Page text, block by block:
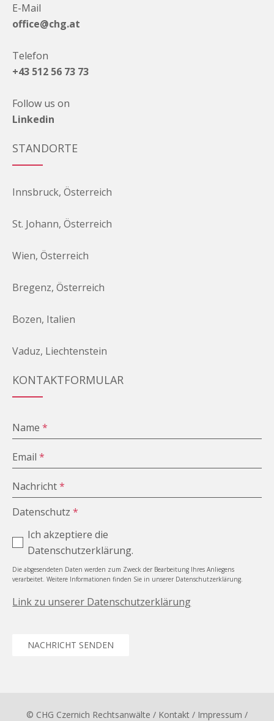
E-Mail
office@chg.at
Telefon
+43 512 56 73 73
Follow us on
Linkedin
STANDORTE
Innsbruck, Österreich
St. Johann, Österreich
Wien, Österreich
Bregenz, Österreich
Bozen, Italien
Vaduz, Liechtenstein
KONTAKTFORMULAR
Name*
Email*
Nachricht*
Datenschutz*
Ich akzeptiere die
Datenschutzerklärung.
Die abgesendeten Daten werden zum Zweck der Bearbeitung Ihres Anliegens
verarbeitet. Weitere Informationen finden Sie in unserer Datenschutzerklärung.
Link zu unserer Datenschutzerklärung
NACHRICHT SENDEN
© CHG Czernich Rechtsanwälte / Kontakt / Impressum /